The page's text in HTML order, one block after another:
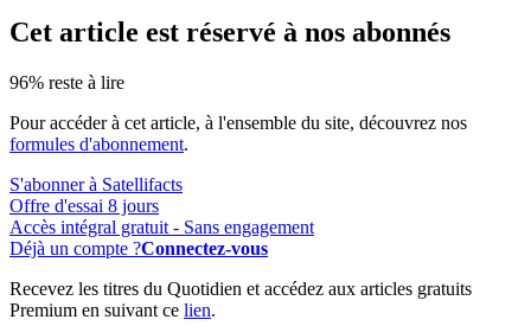
Cet article est réservé à nos abonnés
96% reste à lire
Pour accéder à cet article, à l'ensemble du site, découvrez nos
formules d'abonnement.
S'abonner à Satellifacts
Offre d'essai 8 jours
Accès intégral gratuit - Sans engagement
Déjà un compte ?Connectez-vous
Recevez les titres du Quotidien et accédez aux articles gratuits
Premium en suivant ce lien.